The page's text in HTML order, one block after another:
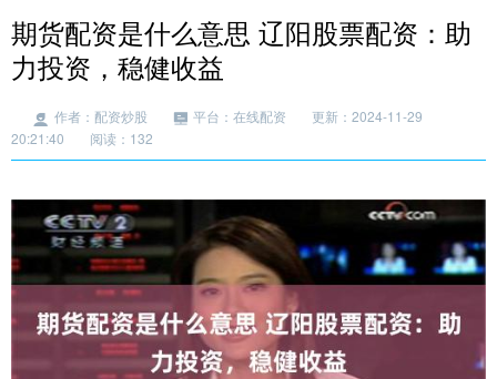
期货配资是什么意思 辽阳股票配资：助
力投资，稳健收益
作者：配资炒股 平台：在线配资
更新：2024-11-29
20:21:40
阅读：132